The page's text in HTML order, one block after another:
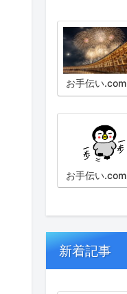
お手伝い.com
お手伝い.com
新着記事